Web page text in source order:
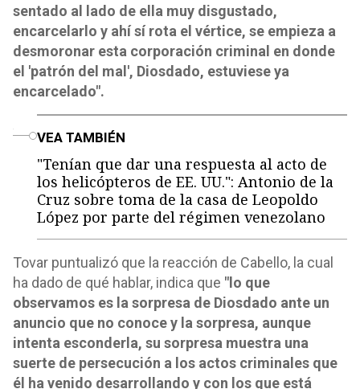
sentado al lado de ella muy disgustado,
encarcelarlo y ahí sí rota el vértice, se empieza a
desmoronar esta corporación criminal en donde
el 'patrón del mal', Diosdado, estuviese ya
encarcelado".
VEA TAMBIÉN
"Tenían que dar una respuesta al acto de
los helicópteros de EE. UU.": Antonio de la
Cruz sobre toma de la casa de Leopoldo
López por parte del régimen venezolano
Tovar puntualizó que la reacción de Cabello, la cual
ha dado de qué hablar, indica que "lo que
observamos es la sorpresa de Diosdado ante un
anuncio que no conoce y la sorpresa, aunque
intenta esconderla, su sorpresa muestra una
suerte de persecución a los actos criminales que
él ha venido desarrollando y con los que está